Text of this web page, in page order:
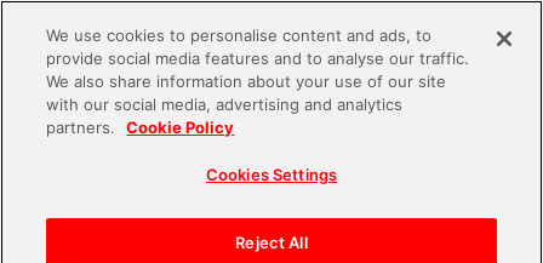
2018.09.10
MR ST@GE!!勝股Pの挑戦
We use cookies to personalise content and ads, to
provide social media features and to analyse our traffic.
We also share information about your use of our site
with our social media, advertising and analytics
partners.
Cookie Policy
Cookies Settings
Reject All